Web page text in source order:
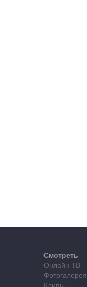
Смотреть
Онлайн ТВ
Фотогалерея